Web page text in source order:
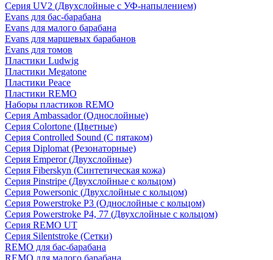
Серия UV2 (Двухслойные с УФ-напылением)
Evans для бас-барабана
Evans для малого барабана
Evans для маршевых барабанов
Evans для томов
Пластики Ludwig
Пластики Megatone
Пластики Peace
Пластики REMO
Наборы пластиков REMO
Серия Ambassador (Однослойные)
Серия Colortone (Цветные)
Серия Controlled Sound (С пятаком)
Серия Diplomat (Резонаторные)
Серия Emperor (Двухслойные)
Серия Fiberskyn (Синтетическая кожа)
Серия Pinstripe (Двухслойные с кольцом)
Серия Powersonic (Двухслойные с кольцом)
Серия Powerstroke P3 (Однослойные с кольцом)
Серия Powerstroke P4, 77 (Двухслойные с кольцом)
Серия REMO UT
Серия Silentstroke (Сетки)
REMO для бас-барабана
REMO для малого барабана